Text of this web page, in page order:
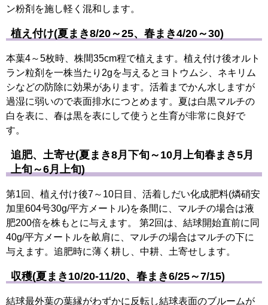
ン粉剤を施し軽く混和します。
植え付け(夏まき8/20～25、春まき4/20～30)
本葉4～5枚時、株間35cm程で植えます。植え付け後オルト
ラン粒剤を一株当たり2gを与えるとヨトウムシ、ネキリム
シなどの防除に効果があります。活着までかん水しますが
過湿に弱いので表面排水につとめます。夏は白黒マルチの
白を表に、春は黒を表にして使うと生育が非常に良好で
す。
追肥、土寄せ(夏まき8月下旬～10月上旬春まき5月
上旬～6月上旬)
第1回、植え付け後7～10日目、活着しだい化成肥料(燐硝安
加里604号30g/平方メートル)を条間に、マルチの場合は液
肥200倍を株もとに与えます。 第2回は、結球開始直前に同
40g/平方メートルを畝肩に、マルチの場合はマルチの下に
与えます。追肥時に薄く耕し、中耕、土寄せします。
収穫(夏まき10/20-11/20、春まき6/25～7/15)
結球最外葉の葉縁がわずかに反転し結球表面のブルームが